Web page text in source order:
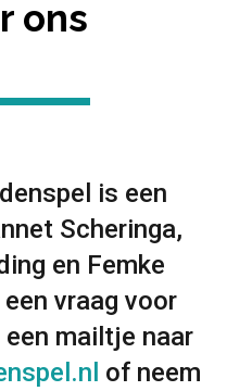
ons
is een
Scheringa,
en Femke
vraag voor
mailtje naar
of neem